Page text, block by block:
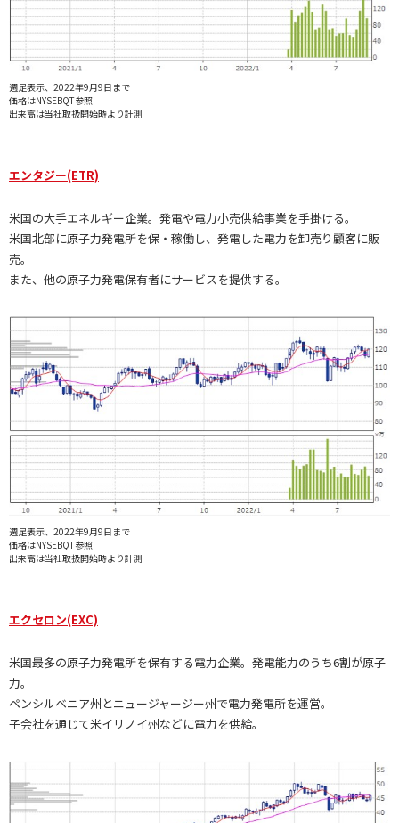
週足表示、2022年9月9日まで
価格はNYSEBQT参照
出来高は当社取扱開始時より計測
エンタジー(ETR)
米国の大手エネルギー企業。発電や電力小売供給事業を手掛ける。
米国北部に原子力発電所を保・稼働し、発電した電力を卸売り顧客に販
売。
また、他の原子力発電保有者にサービスを提供する。
週足表示、2022年9月9日まで
価格はNYSEBQT参照
出来高は当社取扱開始時より計測
エクセロン(EXC)
米国最多の原子力発電所を保有する電力企業。発電能力のうち6割が原子
力。
ペンシルベニア州とニュージャージー州で電力発電所を運営。
子会社を通じて米イリノイ州などに電力を供給。